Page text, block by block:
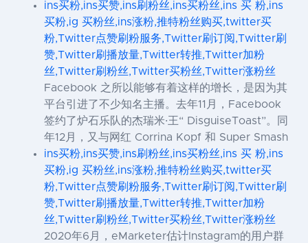
ins买粉,ins买赞,ins刷粉丝,ins买粉丝,ins 买 粉,ins
买粉,ig 买粉丝,ins涨粉,推特粉丝购买,twitter买
粉,Twitter点赞刷粉服务,Twitter刷订阅,Twitter刷
赞,Twitter刷播放量,Twitter转推,Twitter加粉
丝,Twitter刷粉丝,Twitter买粉丝,Twitter涨粉丝
Facebook 之所以能够有着这样的增长，是因为其
平台引进了不少知名主播。去年11月，Facebook
签约了炉石乐队的杰瑞米·王“ DisguiseToast”。同
年12月，又与网红 Corrina Kopf 和 Super Smash
ins买粉,ins买赞,ins刷粉丝,ins买粉丝,ins 买 粉,ins
买粉,ig 买粉丝,ins涨粉,推特粉丝购买,twitter买
粉,Twitter点赞刷粉服务,Twitter刷订阅,Twitter刷
赞,Twitter刷播放量,Twitter转推,Twitter加粉
丝,Twitter刷粉丝,Twitter买粉丝,Twitter涨粉丝
2020年6月，eMarketer估计Instagram的用户群